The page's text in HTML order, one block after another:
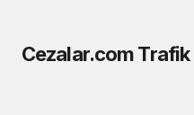
Cezalar.com Trafik